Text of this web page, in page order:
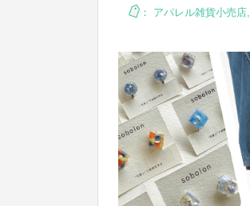
： アパレル雑貨小売店,